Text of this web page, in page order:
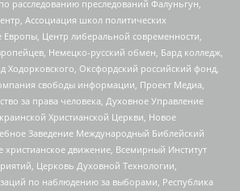
расследованию преследований Фалуньгун,
Ассоциация школ политических
Европы, Центр либеральной современности,
Немецко-русский обмен, Бард колледж,
Ходорковского, Оксфордский российский фонд,
свободы информации, Проект Медиа,
за права человека, Духовное Управление
Христианской Церкви, Новое
Заведение Международный Библейский
движение, Всемирный Институт
Церковь Духовной Технологии,
по наблюдению за выборами, Республика